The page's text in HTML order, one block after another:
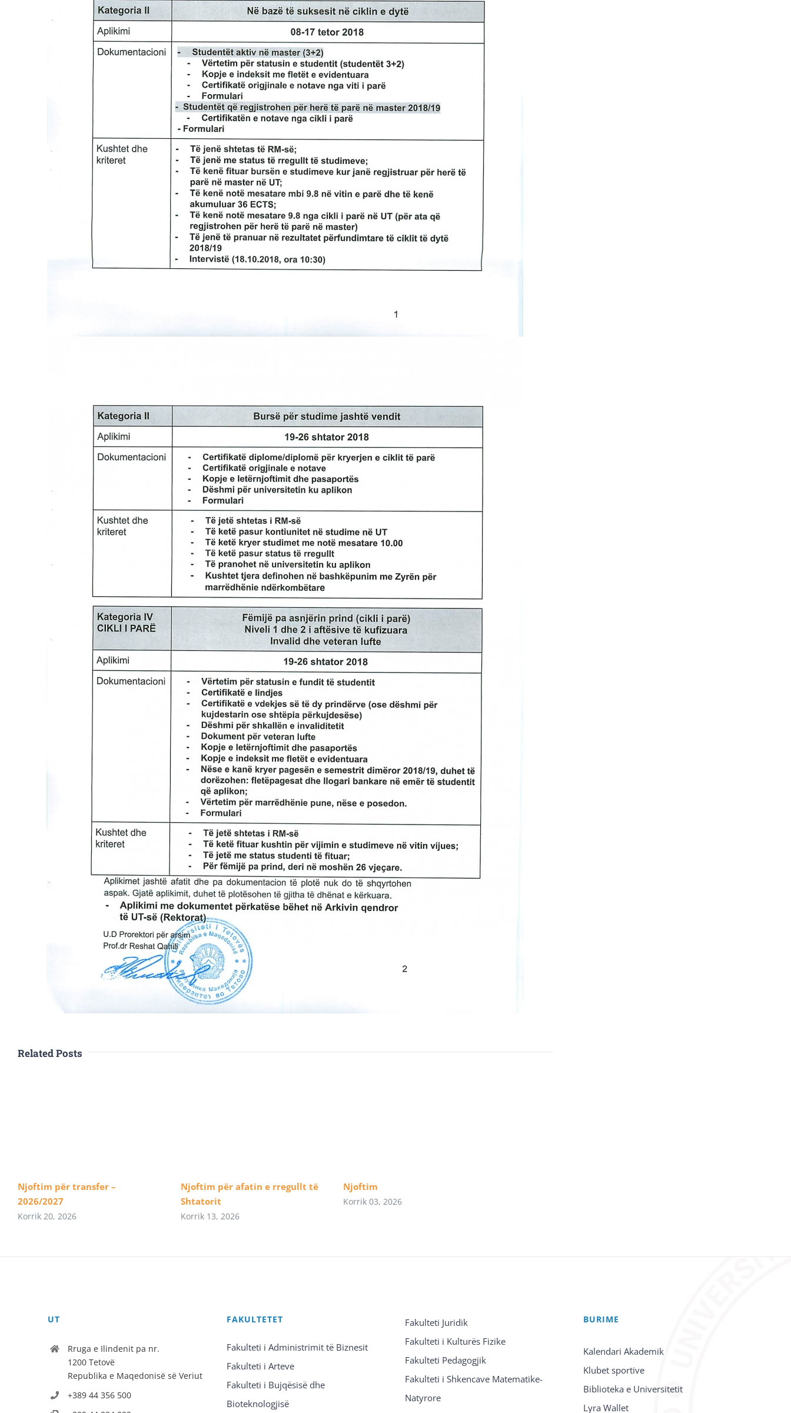
Related Posts
Njoftim për transfer –
2026/2027
Korrik 20, 2026
Njoftim për afatin e rregullt të
Shtatorit
Korrik 13, 2026
Njoftim
Korrik 03, 2026
UT
Rruga e Ilindenit pa nr.
1200 Tetovë
Republika e Maqedonisë së Veriut
+389 44 356 500
FAKULTETET
Fakulteti i Administrimit të Biznesit
Fakulteti i Arteve
Fakulteti i Bujqësisë dhe
Bioteknologjisë
Fakulteti Juridik
Fakulteti i Kulturës Fizike
Fakulteti Pedagogjik
Fakulteti i Shkencave Matematike-
Natyrore
BURIME
Kalendari Akademik
Klubet sportive
Biblioteka e Universitetit
Lyra Wallet